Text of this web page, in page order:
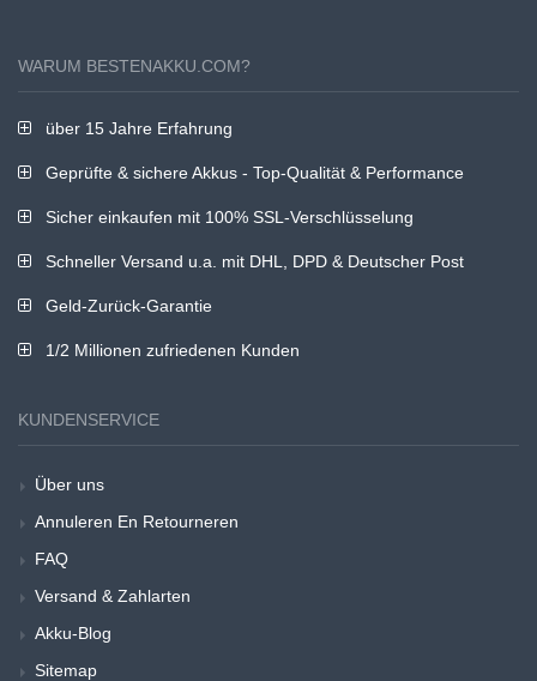
WARUM BESTENAKKU.COM?
über 15 Jahre Erfahrung
Geprüfte & sichere Akkus - Top-Qualität & Performance
Sicher einkaufen mit 100% SSL-Verschlüsselung
Schneller Versand u.a. mit DHL, DPD & Deutscher Post
Geld-Zurück-Garantie
1/2 Millionen zufriedenen Kunden
KUNDENSERVICE
Über uns
Annuleren En Retourneren
FAQ
Versand & Zahlarten
Akku-Blog
Sitemap